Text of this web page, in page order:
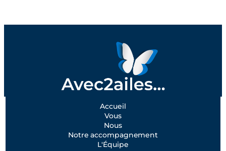
Accueil
Vous
Nous
Notre accompagnement
L'Équipe